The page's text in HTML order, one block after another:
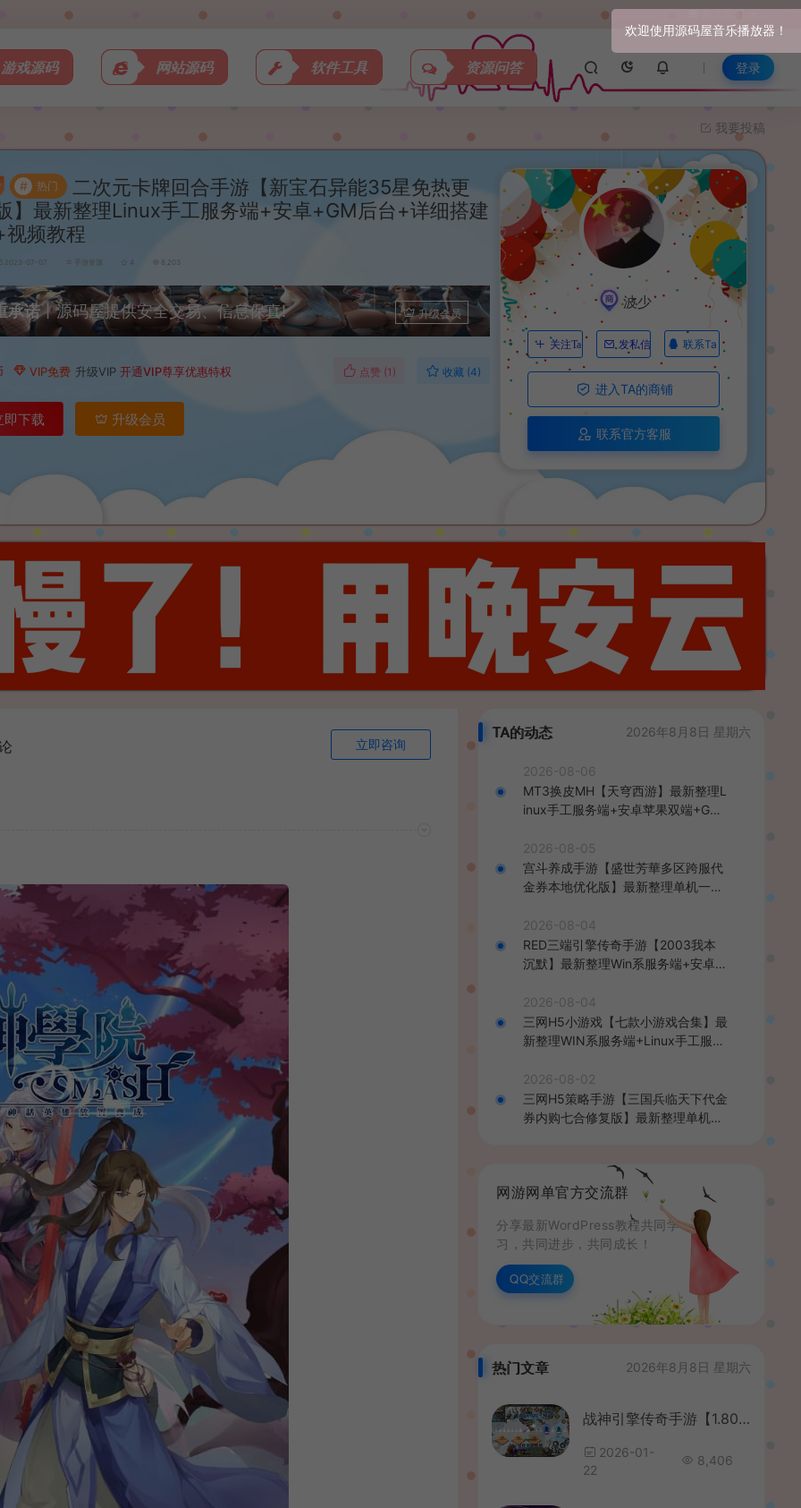
关于我们
游戏源码 网站源码 软件工具 资源问答 登录
我要投稿
# 热门
二次元卡牌回合手游【新宝石异能35星免热更
】最新整理Linux手工服务端+安卓+GM后台+详细搭建
视频教程
2023-07-07 手游资源 4 8,203
承诺丨源码屋提供安全交易、信息保真! 升级会员
VIP免费 升级VIP 开通VIP尊享优惠特权 点赞 (1 ) 收藏 (4)
即下载 升级会员
波少
关注Ta 发私信 联系Ta
进入TA的商铺
联系官方客服
立即咨询
TA的动态 2026年8月8日 星期六
2026-08-06
MT3换皮MH【天穹西游】最新整理L
inux手工服务端+安卓苹果双端+GM
教程
2026-08-05
宫斗养成手游【盛世芳華多区跨服代
金券本地优化版】最新整理单机一键
后台+安卓+详细搭建教程
2026-08-04
RED三端引擎传奇手游【2003我本
沉默】最新整理Win系服务端+安卓苹
2026-08-04
三网H5小游戏【七款小游戏合集】最
新整理WIN系服务端+Linux手工服务
2026-08-02
三网H5策略手游【三国兵临天下代金
券内购七合修复版】最新整理单机一
端+详细搭建教程+视频教程
网游网单官方交流群
分享最新WordPress教程共同学
习，共同进步，共同成长！
QQ交流群
热门文章 2026年8月8日 星期六
战神引擎传奇手游【1.80冰雪之城天龙登录器破解版】最新整理Win系特色端+安卓苹果双端+详细搭建教程
2026-01-
22
8,406